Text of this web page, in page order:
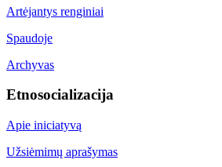
Artėjantys renginiai
Spaudoje
Archyvas
Etnosocializacija
Apie iniciatyvą
Užsiėmimų aprašymas